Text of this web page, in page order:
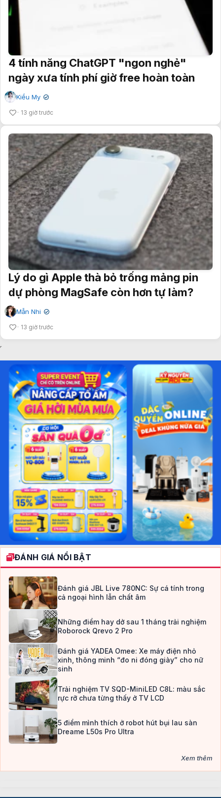
4 tính năng ChatGPT "ngon nghẻ"
ngày xưa tính phí giờ free hoàn toàn
Kiều My ✔
13 giờ trước
Lý do gì Apple thà bỏ trống mảng pin
dự phòng MagSafe còn hơn tự làm?
Mẫn Nhi ✔
13 giờ trước
ĐÁNH GIÁ NỔI BẬT
Đánh giá JBL Live 780NC: Sự cá tính trong
cả ngoại hình lẫn chất âm
Những điểm hay dở sau 1 tháng trải nghiệm
Roborock Qrevo 2 Pro
Đánh giá YADEA Omee: Xe máy điện nhỏ
xinh, thông minh “đo ni đóng giày” cho nữ
sinh
Trải nghiệm TV SQD-MiniLED C8L: màu sắc
rực rỡ chưa từng thấy ở TV LCD
5 điểm mình thích ở robot hút bụi lau sàn
Dreame L50s Pro Ultra
Xem thêm